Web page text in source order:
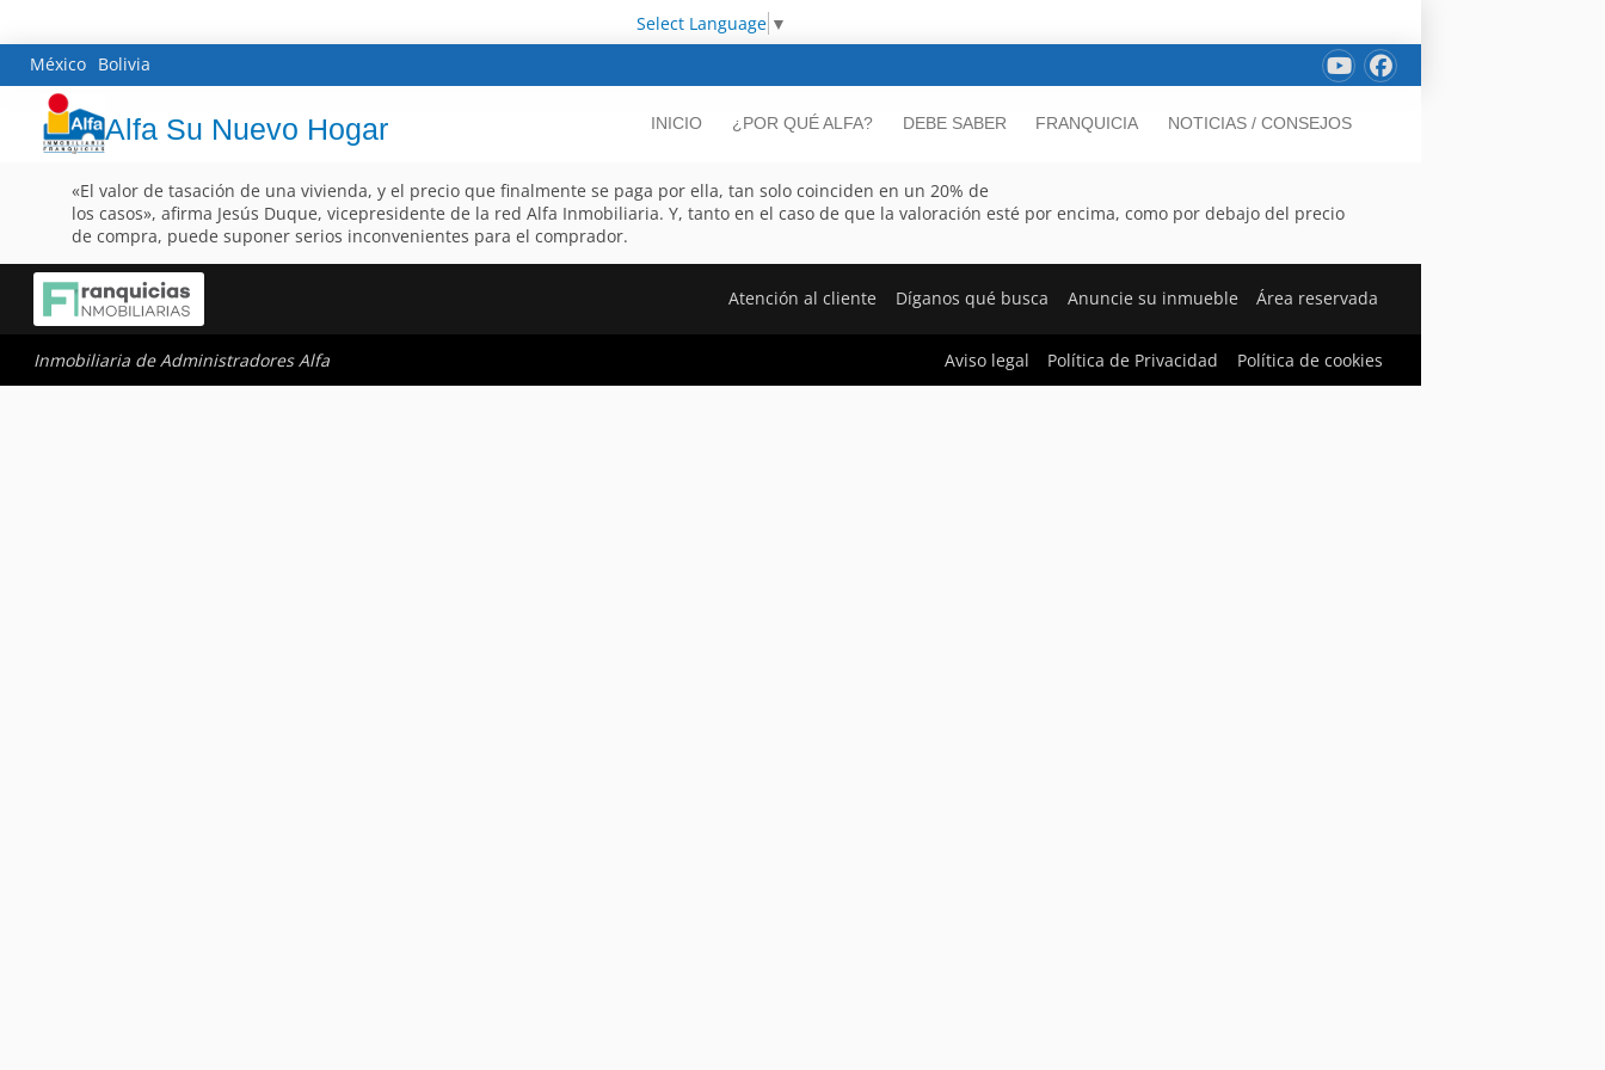
Select Language ▼
México Bolivia
Alfa Su Nuevo Hogar INICIO ¿POR QUÉ ALFA? DEBE SABER FRANQUICIA NOTICIAS / CONSEJOS
«El valor de tasación de una vivienda, y el precio que finalmente se paga por ella, tan solo coinciden en un 20% de
los casos», afirma Jesús Duque, vicepresidente de la red Alfa Inmobiliaria. Y, tanto en el caso de que la valoración esté por encima, como por debajo del precio
de compra, puede suponer serios inconvenientes para el comprador.
Atención al cliente Díganos qué busca Anuncie su inmueble Área reservada
Inmobiliaria de Administradores Alfa Aviso legal Política de Privacidad Política de cookies